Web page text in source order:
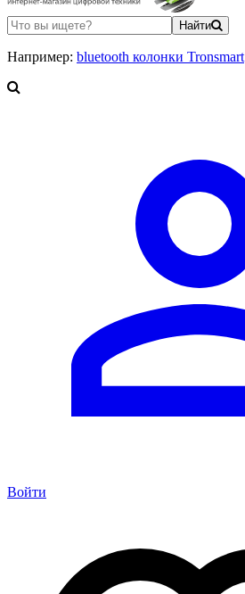
Найти
Например: bluetooth колонки Tronsmart
Войти